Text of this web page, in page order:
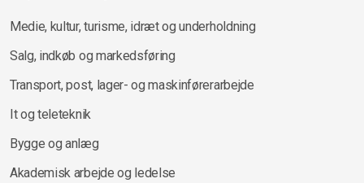
Medie, kultur, turisme, idræt og underholdning
Salg, indkøb og markedsføring
Transport, post, lager- og maskinførerarbejde
It og teleteknik
Bygge og anlæg
Akademisk arbejde og ledelse